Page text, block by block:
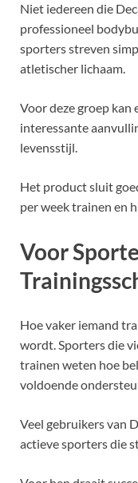
Niet iedereen die
professioneel
sporters streven
atletischer lichaam.
Voor deze groep kan
interessante
levensstijl.
Het product sluit
per week trainen en
Voor
Hoe vaker iemand
wordt. Sporters die
trainen weten hoe
voldoende
Veel gebruikers van
actieve sporters die